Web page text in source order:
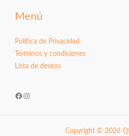
Menú
Política de Privacidad
Términos y condiciones
Lista de deseos
Facebook
Instagram
Copyright © 2026